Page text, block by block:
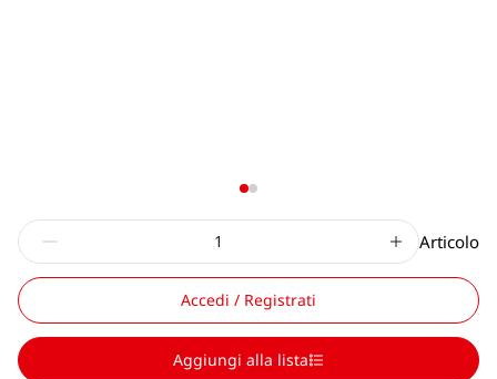
Articolo
Accedi / Registrati
Aggiungi alla lista